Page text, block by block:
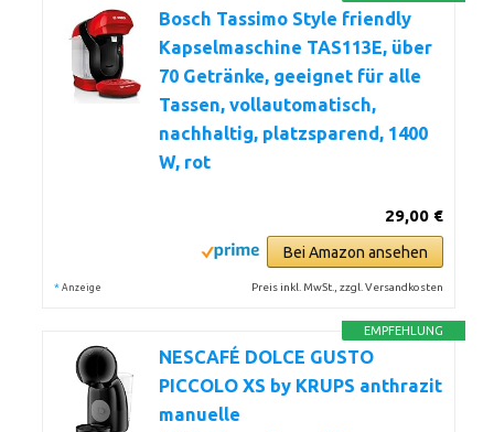
Bosch Tassimo Style friendly
Kapselmaschine TAS113E, über
70 Getränke, geeignet für alle
Tassen, vollautomatisch,
nachhaltig, platzsparend, 1400
W, rot
29,00 €
Bei Amazon ansehen
* Anzeige Preis inkl. MwSt., zzgl. Versandkosten
EMPFEHLUNG
NESCAFÉ DOLCE GUSTO
PICCOLO XS by KRUPS anthrazit
manuelle